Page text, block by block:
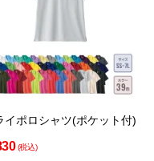
イポロシャツ(ポケット付)
(税込)